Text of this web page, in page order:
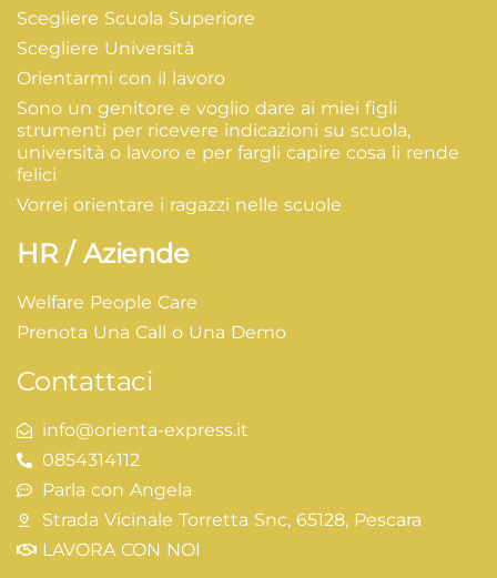
Scegliere Scuola Superiore
Scegliere Università
Orientarmi con il lavoro
Sono un genitore e voglio dare ai miei figli
strumenti per ricevere indicazioni su scuola,
università o lavoro e per fargli capire cosa li rende
felici
Vorrei orientare i ragazzi nelle scuole
HR / Aziende
Welfare People Care
Prenota Una Call o Una Demo
Contattaci
info@orienta-express.it
0854314112
Parla con Angela
Strada Vicinale Torretta Snc, 65128, Pescara
LAVORA CON NOI